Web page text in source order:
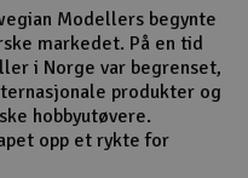
Modellers begynte
markedet. På en tid
i Norge var begrenset,
produkter og
hobbyutøvere.
opp et rykte for